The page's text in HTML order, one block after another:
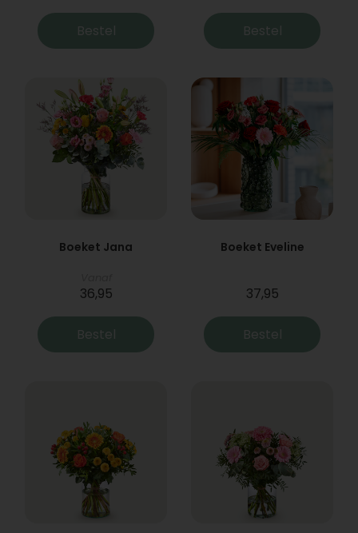
Bestel Bestel
Boeket Jana
36,95
Bestel
Boeket Eveline
37,95
Bestel